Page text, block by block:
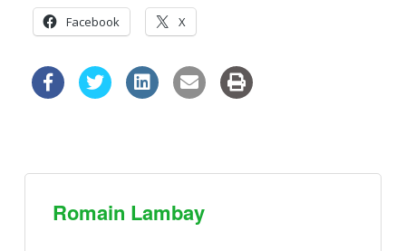
Facebook
X
Romain Lambay